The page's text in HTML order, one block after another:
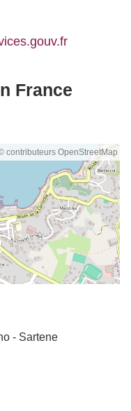
France
contributeurs OpenStreetMap
- Sartene